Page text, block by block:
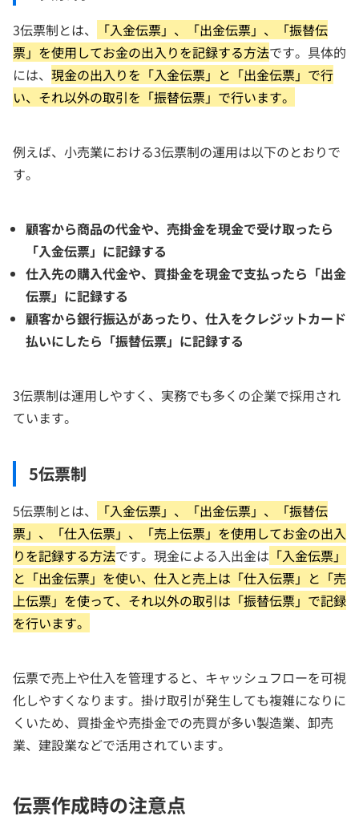
3伝票制とは、
「入金伝票」、「出金伝票」、「振替伝
票」を使用してお金の出入りを記録する方法です。具体的
には、 現金の出入りを「入金伝票」と「出金伝票」で行
い、それ以外の取引を「振替伝票」で行います。
例えば、小売業における3伝票制の運用は以下のとおりで
す。
顧客から商品の代金や、売掛金を現金で受け取ったら
「入金伝票」に記録する
仕入先の購入代金や、買掛金を現金で支払ったら「出金
伝票」に記録する
顧客から銀行振込があったり、仕入をクレジットカード
払いにしたら「振替伝票」に記録する
3伝票制は運用しやすく、実務でも多くの企業で採用され
ています。
5伝票制
5伝票制とは、
「入金伝票」、「出金伝票」、「振替伝
票」、「仕入伝票」、「売上伝票」を使用してお金の出入
りを記録する方法です。現金による入出金は 「入金伝票」
と「出金伝票」を使い、仕入と売上は「仕入伝票」と「売
上伝票」を使って、それ以外の取引は「振替伝票」で記録
を行います。
伝票で売上や仕入を管理すると、キャッシュフローを可視
化しやすくなります。掛け取引が発生しても複雑になりに
くいため、買掛金や売掛金での売買が多い製造業、卸売
業、建設業などで活用されています。
伝票作成時の注意点